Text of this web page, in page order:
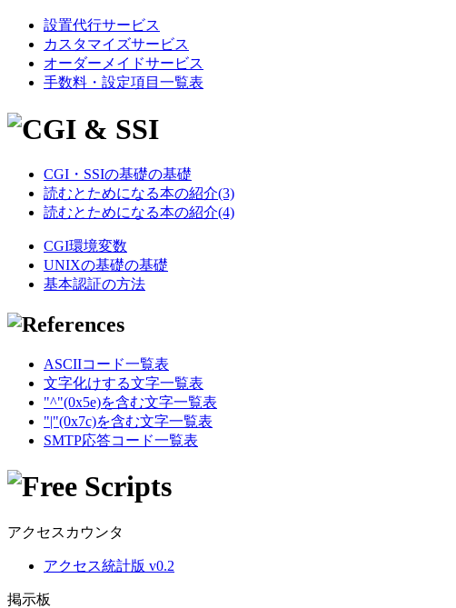
設置代行サービス
カスタマイズサービス
オーダーメイドサービス
手数料・設定項目一覧表
CGI・SSIの基礎の基礎
読むとためになる本の紹介(3)
読むとためになる本の紹介(4)
CGI環境変数
UNIXの基礎の基礎
基本認証の方法
ASCIIコード一覧表
文字化けする文字一覧表
"^"(0x5e)を含む文字一覧表
"|"(0x7c)を含む文字一覧表
SMTP応答コード一覧表
アクセスカウンタ
アクセス統計版 v0.2
掲示板